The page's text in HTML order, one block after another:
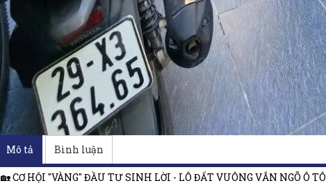
Mô tả Bình luận
🏡 CƠ HỘI "VÀNG" ĐẦU TƯ SINH LỜI - LÔ ĐẤT VUÔNG VẮN NGÕ Ô